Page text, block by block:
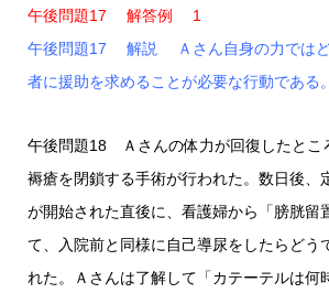
午後問題17 解答例 1
午後問題17 解説 Ａさん自身の力ではど
者に援助を求めることが必要な行動である。
午後問題18 Ａさんの体力が回復したとこ
褥瘡を閉鎖する手術が行われた。数日後、
が開始された直後に、看護婦から「膀胱留
て、入院前と同様に自己導尿をしたらどう
れた。Ａさんは了解して「カテーテルは何